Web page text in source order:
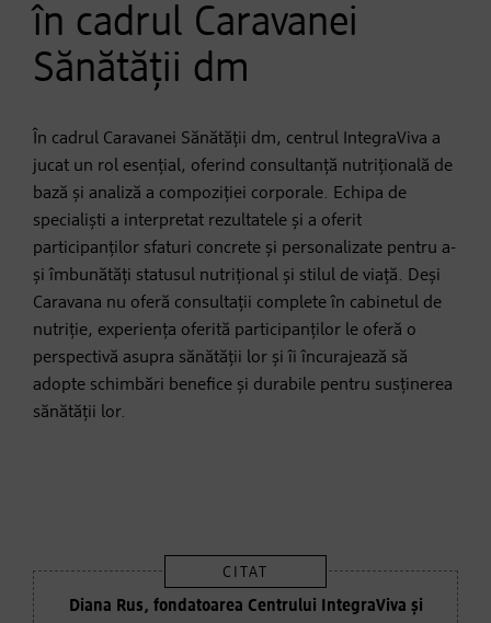
în cadrul Caravanei
Sănătății dm
În cadrul Caravanei Sănătății dm, centrul IntegraViva a
jucat un rol esențial, oferind consultanță nutrițională de
bază și analiză a compoziției corporale. Echipa de
specialiști a interpretat rezultatele și a oferit
participanților sfaturi concrete și personalizate pentru a-
și îmbunătăți statusul nutrițional și stilul de viață. Deși
Caravana nu oferă consultații complete în cabinetul de
nutriție, experiența oferită participanților le oferă o
perspectivă asupra sănătății lor și îi încurajează să
adopte schimbări benefice și durabile pentru susținerea
sănătății lor.
Diana Rus, fondatoarea Centrului IntegraViva și